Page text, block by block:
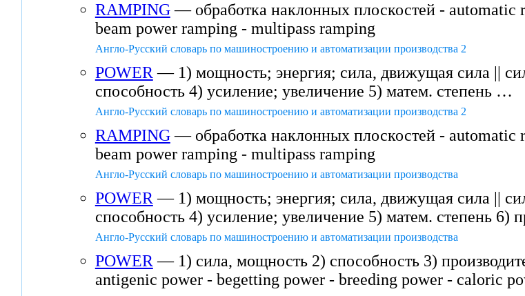
RAMPING— обработка наклонных плоскостей - automatic
beam power ramping - multipass ramping
Англо-Русский словарь по машиностроению и автоматизации производства 2
POWER — 1) мощность; энергия; сила, движущая сила ||
способность 4) усиление; увеличение 5) матем. степень …
Англо-Русский словарь по машиностроению и автоматизации производства 2
RAMPING— обработка наклонных плоскостей - automatic
beam power ramping - multipass ramping
Англо-Русский словарь по машиностроению и автоматизации производства
POWER — 1) мощность; энергия; сила, движущая сила ||
способность 4) усиление; увеличение 5) матем. степень 6)
Англо-Русский словарь по машиностроению и автоматизации производства
POWER — 1) сила, мощность 2) способность 3)
antigenic power - begetting power - breeding power - caloric